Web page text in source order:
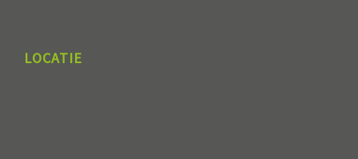
LOCATIE